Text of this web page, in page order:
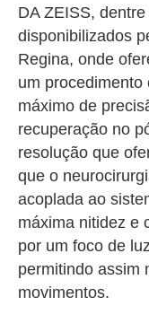
DA ZEISS,
disponibilizados
Regina, onde
um
máximo de
recuperação no
resolução que
que o
acoplada ao
máxima nitidez e
por um foco de
permitindo assim
movimentos.